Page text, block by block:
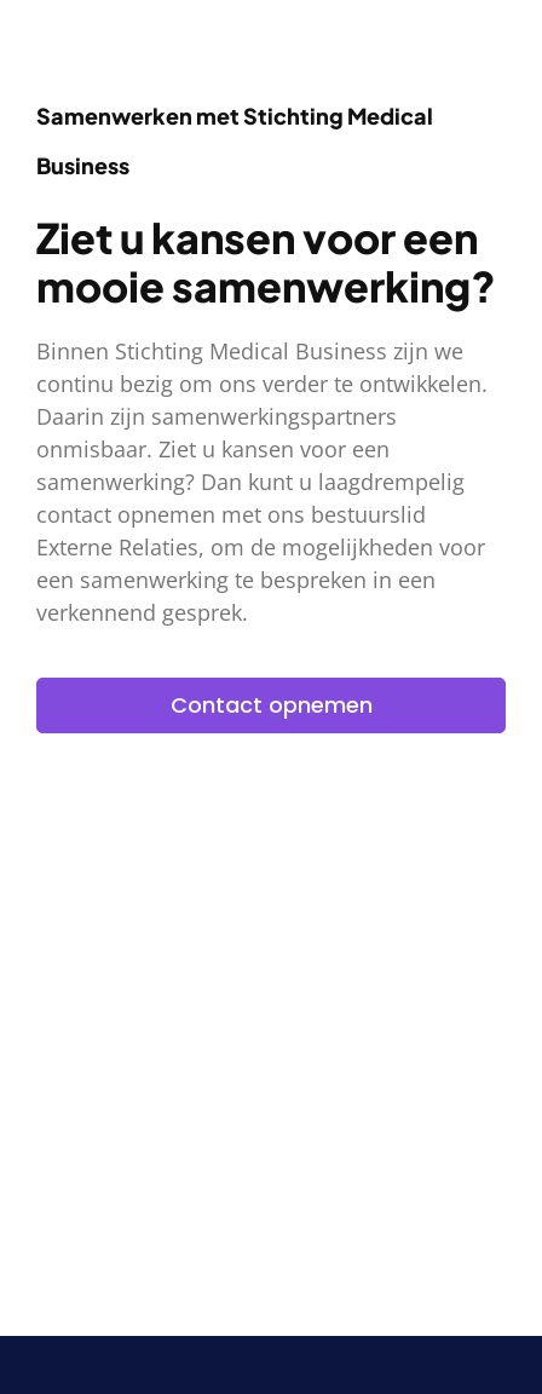
Samenwerken met Stichting Medical
Business
Ziet u kansen voor een
mooie samenwerking?
Binnen Stichting Medical Business zijn we
continu bezig om ons verder te ontwikkelen.
Daarin zijn samenwerkingspartners
onmisbaar. Ziet u kansen voor een
samenwerking? Dan kunt u laagdrempelig
contact opnemen met ons bestuurslid
Externe Relaties, om de mogelijkheden voor
een samenwerking te bespreken in een
verkennend gesprek.
Contact opnemen